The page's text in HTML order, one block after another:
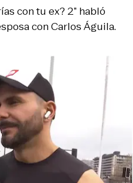
con tu ex? 2” habló
con Carlos Águila.